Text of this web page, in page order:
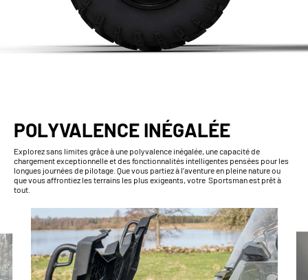
POLYVALENCE INÉGALÉE
Explorez sans limites grâce à une polyvalence inégalée, une capacité de
chargement exceptionnelle et des fonctionnalités intelligentes pensées pour les
longues journées de pilotage. Que vous partiez à l’aventure en pleine nature ou
que vous affrontiez les terrains les plus exigeants, votre Sportsman est prêt à
tout.